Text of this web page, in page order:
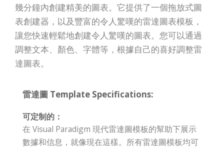
幾分鐘內創建精美的圖表。它提供了一個拖放式圖
表創建器，以及豐富的令人驚嘆的雷達圖表模板，
讓您快速輕鬆地創建令人驚嘆的圖表。您可以通過
調整文本、顏色、字體等，根據自己的喜好調整雷
達圖表。
雷達圖 Template Specifications:
可定制的：
在 Visual Paradigm 現代雷達圖模板的幫助下展示
數據和信息，就像現在這樣。所有雷達圖模板均可